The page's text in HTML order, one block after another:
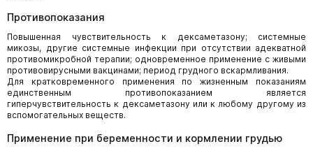
Противопоказания
Повышенная чувствительность к дексаметазону; системные
микозы, другие системные инфекции при отсутствии адекватной
противомикробной терапии; одновременное применение с живыми
противовирусными вакцинами; период грудного вскармливания.
Для кратковременного применения по жизненным показаниям
единственным противопоказанием является
гиперчувствительность к дексаметазону или к любому другому из
вспомогательных веществ.
Применение при беременности и кормлении грудью